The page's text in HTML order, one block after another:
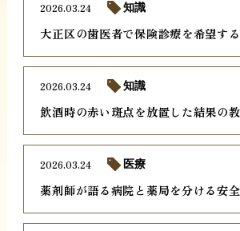
大正区の歯医者で保険診療を希望す
2026.03.24 知識
飲酒時の赤い斑点を放置した結果の
2026.03.24 知識
薬剤師が語る病院と薬局を分ける安
2026.03.24 医療